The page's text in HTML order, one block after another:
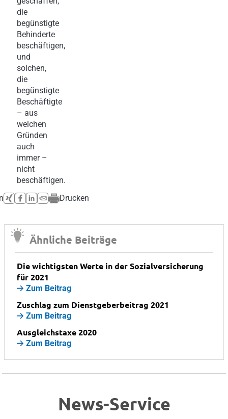
die
begünstigte
Behinderte
beschäftigen,
und
solchen,
die
begünstigte
Beschäftigte
– aus
welchen
Gründen
auch
immer –
nicht
beschäftigen.
Drucken
Ähnliche Beiträge
Die wichtigsten Werte in der Sozialversicherung
für 2021
Zum Beitrag
Zuschlag zum Dienstgeberbeitrag 2021
Zum Beitrag
Ausgleichstaxe 2020
Zum Beitrag
News-Service